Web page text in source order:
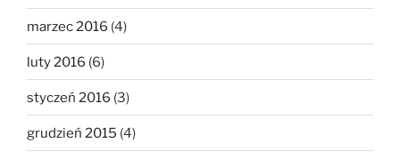
marzec 2016 (4)
luty 2016 (6)
styczeń 2016 (3)
grudzień 2015 (4)